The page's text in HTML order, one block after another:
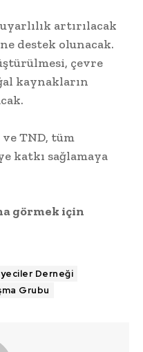
artırılacak
destek olunacak.
çevre
kaynakların
ve TND, tüm
katkı sağlamaya
görmek için
Derneği
Grubu